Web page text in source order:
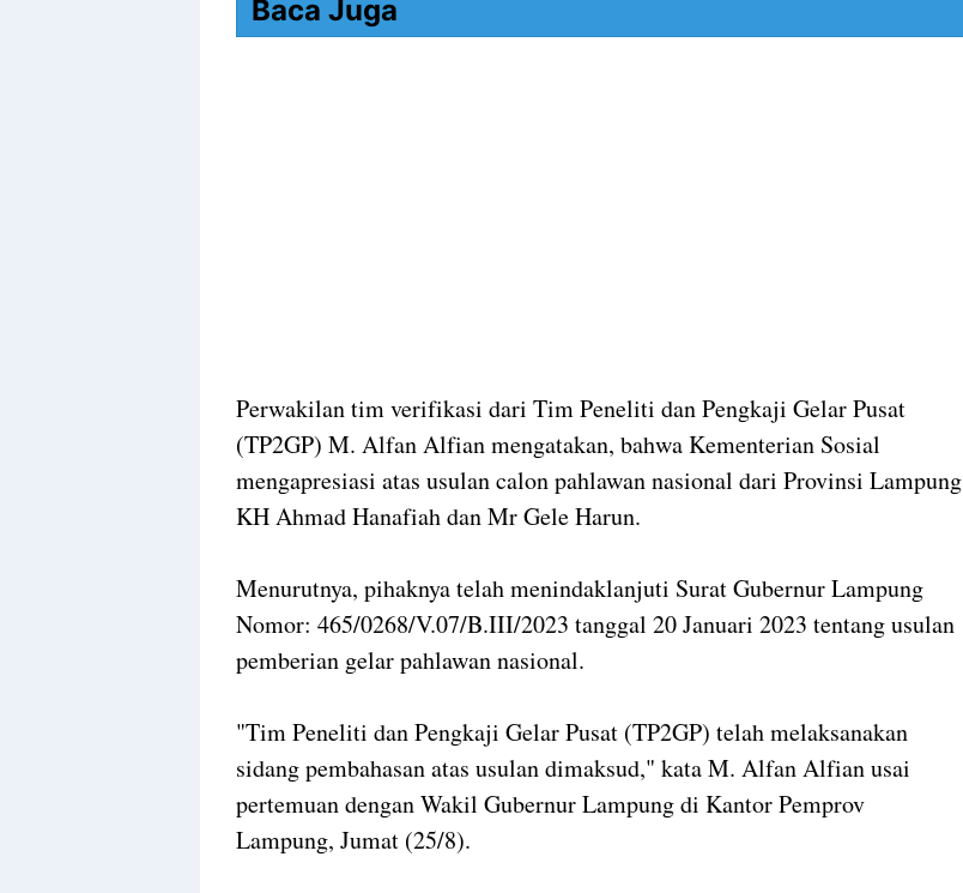
Baca Juga
Perwakilan tim verifikasi dari Tim Peneliti dan Pengkaji Gelar Pusat
(TP2GP) M. Alfan Alfian mengatakan, bahwa Kementerian Sosial
mengapresiasi atas usulan calon pahlawan nasional dari Provinsi Lampung
KH Ahmad Hanafiah dan Mr Gele Harun.
Menurutnya, pihaknya telah menindaklanjuti Surat Gubernur Lampung
Nomor: 465/0268/V.07/B.III/2023 tanggal 20 Januari 2023 tentang usulan
pemberian gelar pahlawan nasional.
"Tim Peneliti dan Pengkaji Gelar Pusat (TP2GP) telah melaksanakan
sidang pembahasan atas usulan dimaksud," kata M. Alfan Alfian usai
pertemuan dengan Wakil Gubernur Lampung di Kantor Pemprov
Lampung, Jumat (25/8).